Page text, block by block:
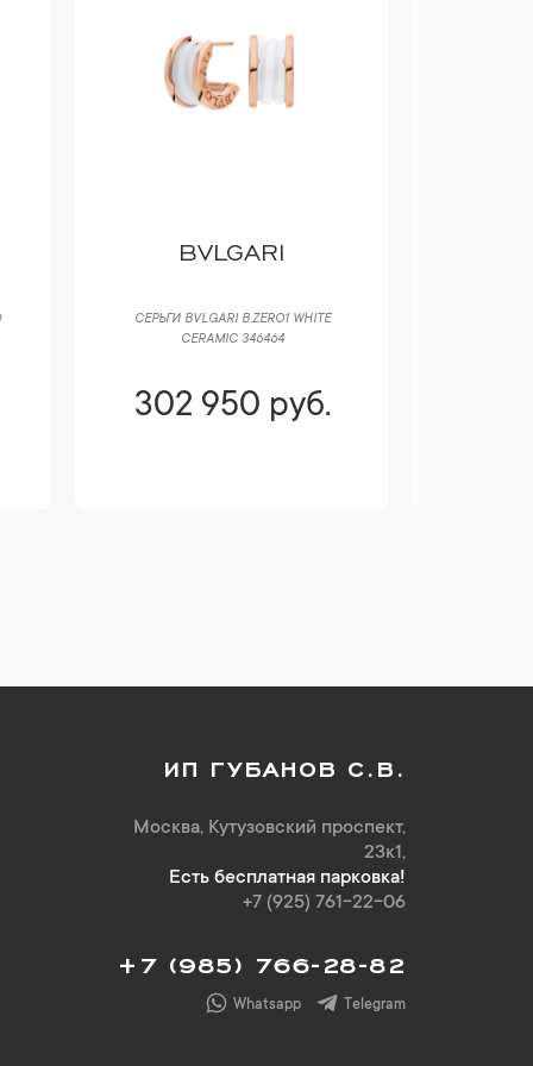
BVLGARI
СЕРЬГИ BVLGARI B.ZERO1 WHITE
CERAMIC 346464
302 950 руб.
ИП ГУБАНОВ С.В.
Москва, Кутузовский проспект,
23к1,
Есть бесплатная парковка!
+7 (925) 761-22-06
+7 (985) 766-28-82
Whatsapp Telegram